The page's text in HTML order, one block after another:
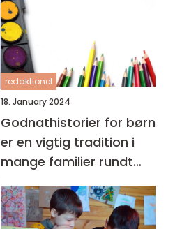
redaktionel
18. January 2024
Godnathistorier for børn
er en vigtig tradition i
mange familier rundt
om i verden